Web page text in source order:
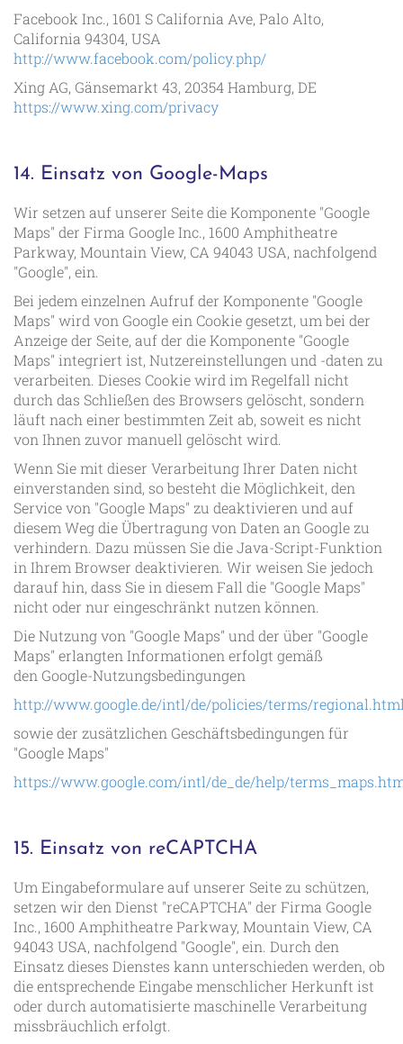
Facebook Inc., 1601 S California Ave, Palo Alto,
California 94304, USA
http://www.facebook.com/policy.php/
Xing AG, Gänsemarkt 43, 20354 Hamburg, DE
https://www.xing.com/privacy
14. Einsatz von Google-Maps
Wir setzen auf unserer Seite die Komponente "Google
Maps" der Firma Google Inc., 1600 Amphitheatre
Parkway, Mountain View, CA 94043 USA, nachfolgend
"Google", ein.
Bei jedem einzelnen Aufruf der Komponente "Google
Maps" wird von Google ein Cookie gesetzt, um bei der
Anzeige der Seite, auf der die Komponente "Google
Maps" integriert ist, Nutzereinstellungen und -daten zu
verarbeiten. Dieses Cookie wird im Regelfall nicht
durch das Schließen des Browsers gelöscht, sondern
läuft nach einer bestimmten Zeit ab, soweit es nicht
von Ihnen zuvor manuell gelöscht wird.
Wenn Sie mit dieser Verarbeitung Ihrer Daten nicht
einverstanden sind, so besteht die Möglichkeit, den
Service von "Google Maps" zu deaktivieren und auf
diesem Weg die Übertragung von Daten an Google zu
verhindern. Dazu müssen Sie die Java-Script-Funktion
in Ihrem Browser deaktivieren. Wir weisen Sie jedoch
darauf hin, dass Sie in diesem Fall die "Google Maps"
nicht oder nur eingeschränkt nutzen können.
Die Nutzung von "Google Maps" und der über "Google
Maps" erlangten Informationen erfolgt gemäß
den Google-Nutzungsbedingungen
http://www.google.de/intl/de/policies/terms/
sowie der zusätzlichen Geschäftsbedingungen für
"Google Maps"
https://www.google.com/intl/de_de/help/
15. Einsatz von reCAPTCHA
Um Eingabeformulare auf unserer Seite zu schützen,
setzen wir den Dienst "reCAPTCHA" der Firma Google
Inc., 1600 Amphitheatre Parkway, Mountain View, CA
94043 USA, nachfolgend "Google", ein. Durch den
Einsatz dieses Dienstes kann unterschieden werden, ob
die entsprechende Eingabe menschlicher Herkunft ist
oder durch automatisierte maschinelle Verarbeitung
missbräuchlich erfolgt.